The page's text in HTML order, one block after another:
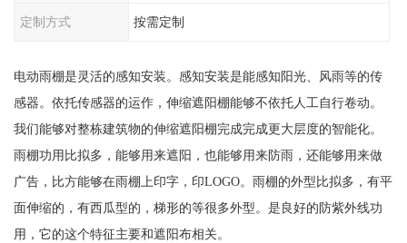
定制方式 按需定制
电动雨棚是灵活的感知安装。感知安装是能感知阳光、风雨等的传
感器。依托传感器的运作，伸缩遮阳棚能够不依托人工自行卷动。
我们能够对整栋建筑物的伸缩遮阳棚完成完成更大层度的智能化。
雨棚功用比拟多，能够用来遮阳，也能够用来防雨，还能够用来做
广告，比方能够在雨棚上印字，印LOGO。雨棚的外型比拟多，有平
面伸缩的，有西瓜型的，梯形的等很多外型。是良好的防紫外线功
用，它的这个特征主要和遮阳布相关。